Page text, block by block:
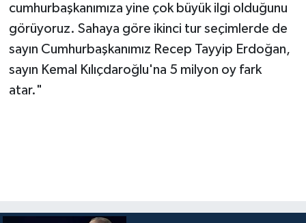
cumhurbaşkanımıza yine çok büyük ilgi olduğunu
görüyoruz. Sahaya göre ikinci tur seçimlerde de
sayın Cumhurbaşkanımız Recep Tayyip Erdoğan,
sayın Kemal Kılıçdaroğlu'na 5 milyon oy fark
atar."